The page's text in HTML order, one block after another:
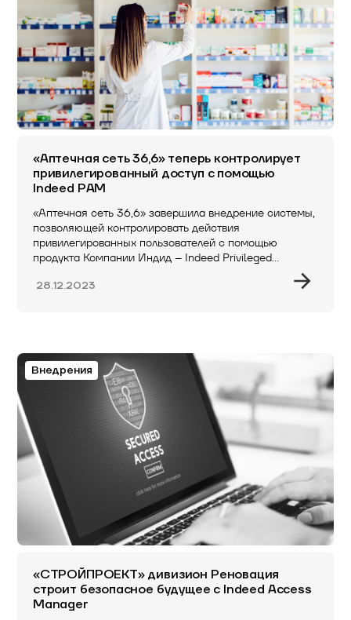
«Аптечная сеть 36,6» теперь контролирует
привилегированный доступ с помощью
Indeed PAM
«Аптечная сеть 36,6» завершила внедрение системы,
позволяющей контролировать действия
привилегированных пользователей с помощью
продукта Компании Индид – Indeed Privileged
28.12.2023
Внедрения
«СТРОЙПРОЕКТ» дивизион Реновация
строит безопасное будущее с Indeed Access
Manager